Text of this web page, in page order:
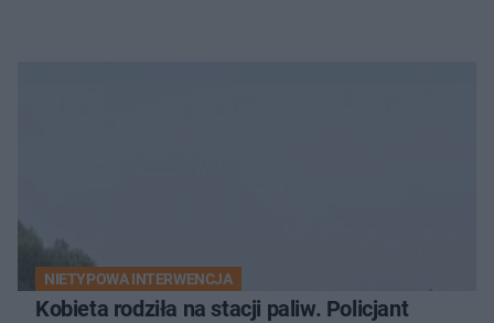
NIETYPOWA INTERWENCJA
Kobieta rodziła na stacji paliw. Policjant